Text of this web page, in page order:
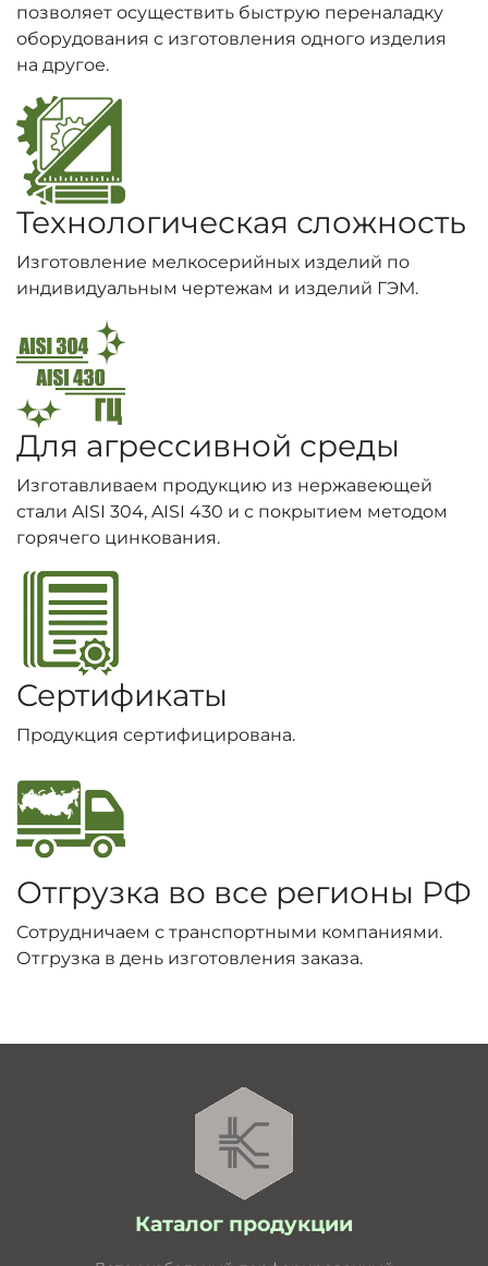
позволяет осуществить быструю переналадку
оборудования с изготовления одного изделия
на другое.
Технологическая сложность
Изготовление мелкосерийных изделий по
индивидуальным чертежам и изделий ГЭМ.
Для агрессивной среды
Изготавливаем продукцию из нержавеющей
стали AISI 304, AISI 430 и с покрытием методом
горячего цинкования.
Сертификаты
Продукция сертифицирована.
Отгрузка во все регионы РФ
Сотрудничаем с транспортными компаниями.
Отгрузка в день изготовления заказа.
Каталог продукции